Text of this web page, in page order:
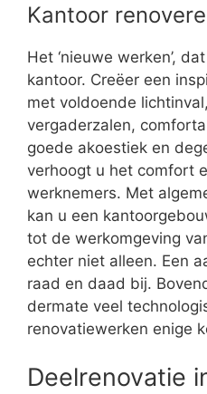
Kantoor
Het ‘nieuwe werken’,
kantoor. Creëer een
met voldoende
vergaderzalen,
goede akoestiek en
verhoogt u het comfort
werknemers. Met
kan u een
tot de werkomgeving
echter niet alleen. Een
raad en daad bij.
dermate veel
renovatiewerken enige
Deelrenovatie